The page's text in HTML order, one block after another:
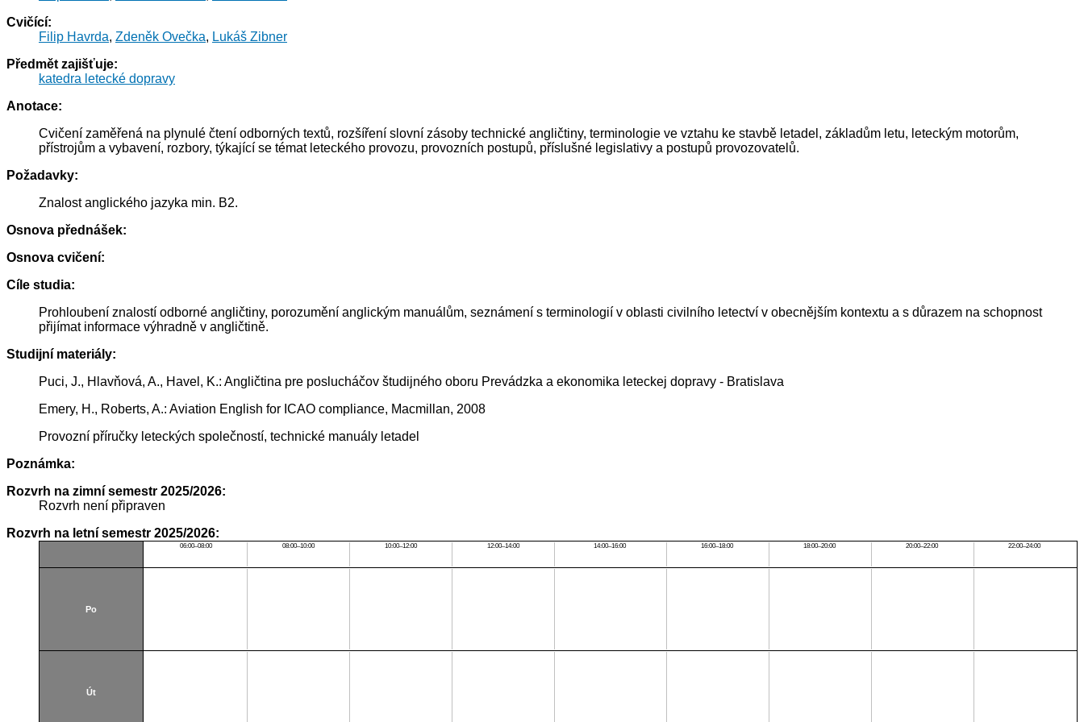
Cvičící:
Filip Havrda, Zdeněk Ovečka, Lukáš Zibner
Předmět zajišťuje:
katedra letecké dopravy
Anotace:
Cvičení zaměřená na plynulé čtení odborných textů, rozšíření slovní zásoby technické angličtiny, terminologie ve vztahu ke stavbě letadel, základům letu, leteckým motorům,
přístrojům a vybavení, rozbory, týkající se témat leteckého provozu, provozních postupů, příslušné legislativy a postupů provozovatelů.
Požadavky:
Znalost anglického jazyka min. B2.
Osnova přednášek:
Osnova cvičení:
Cíle studia:
Prohloubení znalostí odborné angličtiny, porozumění anglickým manuálům, seznámení s terminologií v oblasti civilního letectví v obecnějším kontextu a s důrazem na schopnost
přijímat informace výhradně v angličtině.
Studijní materiály:
Puci, J., Hlavňová, A., Havel, K.: Angličtina pre poslucháčov študijného oboru Prevádzka a ekonomika leteckej dopravy - Bratislava
Emery, H., Roberts, A.: Aviation English for ICAO compliance, Macmillan, 2008
Provozní příručky leteckých společností, technické manuály letadel
Poznámka:
Rozvrh na zimní semestr 2025/2026:
Rozvrh není připraven
Rozvrh na letní semestr 2025/2026:
06:00–08:00 08:00–10:00 10:00–12:00 12:00–14:00 14:00–16:00 16:00–18:00 18:00–20:00 20:00–22:00 22:00–24:00
Po
Út